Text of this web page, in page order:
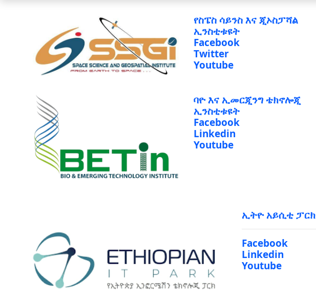
የስፔስ ሳይንስ እና ጂኦስፓሻል
ኢንስቲቱዩት
Facebook
Twitter
Youtube
ባዮ እና ኢመርጂንግ ቴክኖሎጂ
ኢንስቲቱዩት
Facebook
Linkedin
Youtube
ኢትዮ አይሲቲ ፓርክ
Facebook
Linkedin
Youtube